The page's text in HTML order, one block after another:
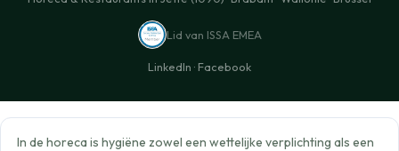
Lid van ISSA EMEA
LinkedIn · Facebook
In de horeca is hygiëne zowel een wettelijke verplichting als een